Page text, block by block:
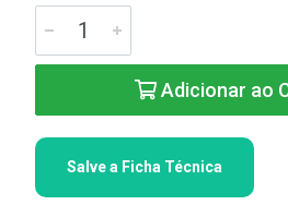
Adicionar ao
Salve a Ficha Técnica